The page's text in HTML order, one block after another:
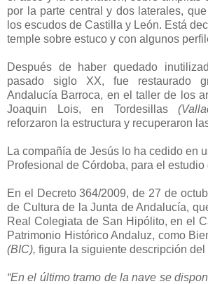
por la parte central y dos laterales,
los escudos de Castilla y León. Está
temple sobre estuco y con algunos
Después de haber quedado
pasado siglo XX, fue restaurado
Andalucía Barroca, en el taller de los
Joaquin Lois, en Tordesillas
reforzaron la estructura y recuperaron
La compañía de Jesús lo ha cedido en
Profesional de Córdoba, para el
En el Decreto 364/2009, de 27 de
de Cultura de la Junta de Andalucía,
Real Colegiata de San Hipólito, en el
Patrimonio Histórico Andaluz, como
(BIC), figura la siguiente descripción del
“En el último tramo de la nave se